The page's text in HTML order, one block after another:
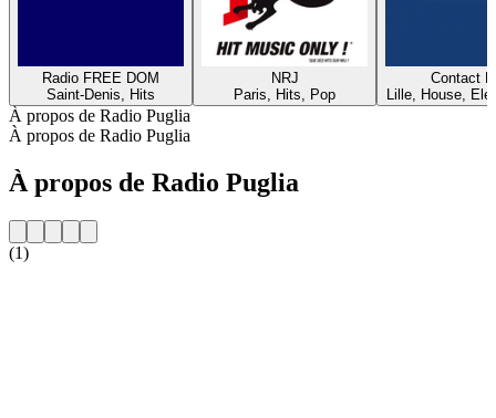
Radio FREE DOM
Saint-Denis, Hits
NRJ
Paris, Hits, Pop
Contact
Lille, House,
À propos de Radio Puglia
À propos de Radio Puglia
À propos de Radio Puglia
(1)